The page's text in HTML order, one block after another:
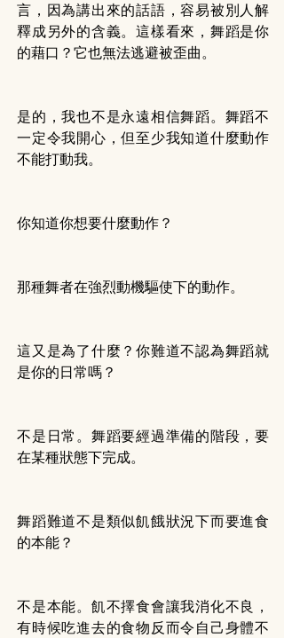
言，因為講出來的話語，容易被別人解
釋成另外的含義。這樣看來，舞蹈是你
的藉口？它也無法逃避被歪曲。
是的，我也不是永遠相信舞蹈。舞蹈不
一定令我開心，但至少我知道什麼動作
不能打動我。
你知道你想要什麼動作？
那種舞者在強烈動機驅使下的動作。
這又是為了什麼？你難道不認為舞蹈就
是你的日常嗎？
不是日常。舞蹈要經過準備的階段，要
在某種狀態下完成。
舞蹈難道不是類似飢餓狀況下而要進食
的本能？
不是本能。飢不擇食會讓我消化不良，
有時候吃進去的食物反而令自己身體不